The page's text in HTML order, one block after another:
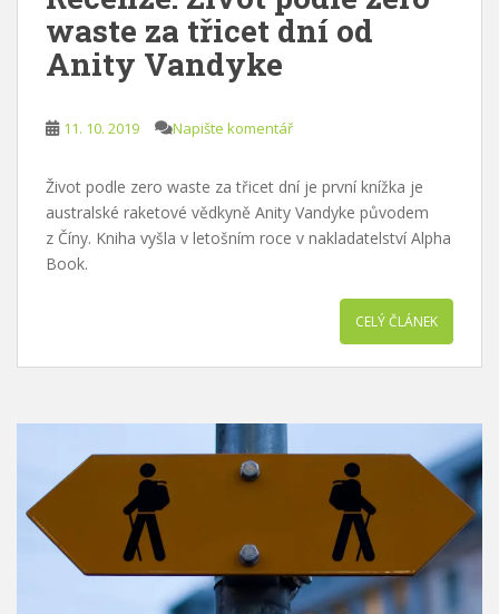
waste za třicet dní od
Anity Vandyke
11. 10. 2019 Napište komentář
Život podle zero waste za třicet dní je první knížka je
australské raketové vědkyně Anity Vandyke původem
z Číny. Kniha vyšla v letošním roce v nakladatelství Alpha
Book.
CELÝ ČLÁNEK